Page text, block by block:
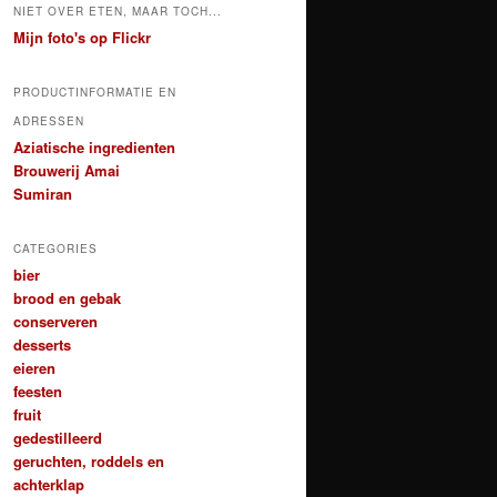
NIET OVER ETEN, MAAR TOCH...
Mijn foto's op Flickr
PRODUCTINFORMATIE EN
ADRESSEN
Aziatische ingredienten
Brouwerij Amai
Sumiran
CATEGORIES
bier
brood en gebak
conserveren
desserts
eieren
feesten
fruit
gedestilleerd
geruchten, roddels en
achterklap